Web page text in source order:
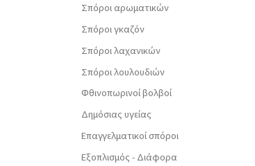
Σπόροι αρωματικών
Σπόροι γκαζόν
Σπόροι λαχανικών
Σπόροι λουλουδιών
Φθινοπωρινοί βολβοί
Δημόσιας υγείας
Επαγγελματικοί σπόροι
Εξοπλισμός - Διάφορα